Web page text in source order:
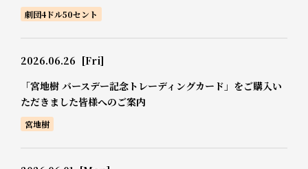
劇団4ドル50セント
2026.06.26 [Fri]
「宮地樹 バースデー記念トレーディングカード」をご購入い
ただきました皆様へのご案内
宮地樹